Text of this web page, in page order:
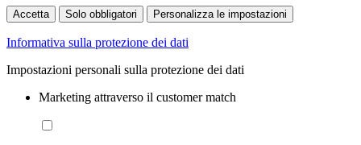
Accetta Solo obbligatori Personalizza le impostazioni
Informativa sulla protezione dei dati
Impostazioni personali sulla protezione dei dati
Marketing attraverso il customer match